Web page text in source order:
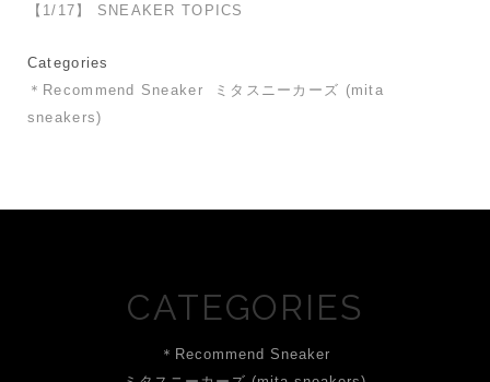
【1/17】 SNEAKER TOPICS
Categories
＊Recommend Sneaker
ミタスニーカーズ (mita
sneakers)
CATEGORIES
＊Recommend Sneaker